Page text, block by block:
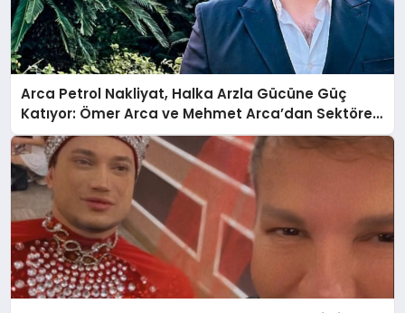
Arca Petrol Nakliyat, Halka Arzla Gücüne Güç
Katıyor: Ömer Arca ve Mehmet Arca’dan Sektöre
Güçlü Yatırım